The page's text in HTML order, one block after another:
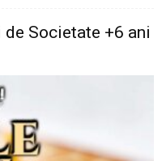
Societate +6 ani